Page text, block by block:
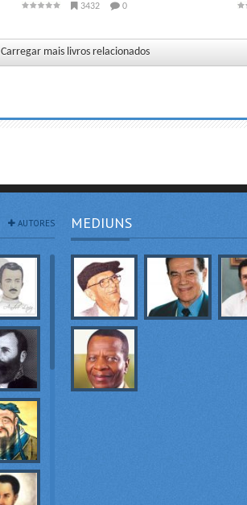
3432 0
Carregar mais livros relacionados
AUTORES MEDIUNS